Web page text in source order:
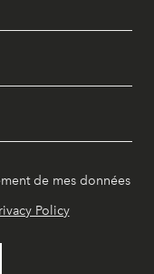
de mes données
Policy